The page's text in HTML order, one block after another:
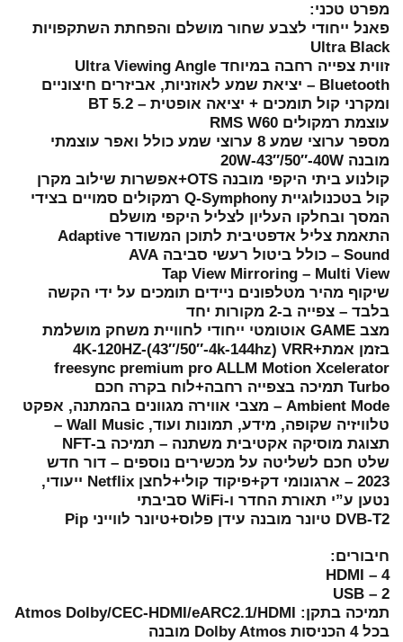
מפרט טכני:
פאנל ייחודי לצבע שחור מושלם והפחתת השתקפויות
Ultra Black
זווית צפייה רחבה במיוחד Ultra Viewing Angle
Bluetooth – יציאת שמע לאוזניות, אביזרים חיצוניים
ומקרני קול תומכים + יציאה אופטית – 5.2 BT
עוצמת רמקולים RMS W60
מספר ערוצי שמע 8 ערוצי שמע כולל ואפר עוצמתי
מובנה 20W-43″/50″-40W
קולנוע ביתי היקפי מובנה OTS+אפשרות שילוב מקרן
קול בטכנולוגיית Q-Symphony רמקולים סמויים בצידי
המסך ובחלקו העליון לצליל היקפי מושלם
התאמת צליל אדפטיבית לתוכן המשודר Adaptive
Sound – כולל ביטול רעשי סביבה AVA
Tap View Mirroring – Multi View
שיקוף מהיר מטלפונים ניידים תומכים על ידי הקשה
בלבד – צפייה ב-2 מקורות יחד
מצב GAME אוטומטי ייחודי לחוויית משחק מושלמת
בזמן אמת+4K-120HZ-(43″/50″-4k-144hz) VRR
freesync premium pro ALLM Motion Xcelerator
Turbo תמיכה בצפייה רחבה+לוח בקרה חכם
Ambient Mode – מצבי אווירה מגוונים בהמתנה, אפקט
טלוויזיה שקופה, מידע, תמונות ועוד, Wall Music –
תצוגת מוסיקה אקטיבית משתנה – תמיכה ב-NFT
שלט חכם לשליטה על מכשירים נוספים – דור חדש
2023 – ארגונומי דק+פיקוד קולי+לחצן Netflix ייעודי,
נטען ע”י תאורת החדר ו-WiFi סביבתי
DVB-T2 טיונר מובנה עידן פלוס+טיונר לווייני Pip
חיבורים:
HDMI – 4
USB – 2
תמיכה בתקן: Atmos Dolby/CEC-HDMI/eARC2.1/HDMI
בכל 4 הכניסות Dolby Atmos מובנה